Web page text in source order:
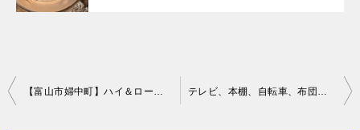
投
【富山市婦中町】ハイ＆ローチェアの回収・処分ご依頼 お客様の声 テレビ、本棚、自転車、布団、テレビ台の回収と木の伐採ご依頼